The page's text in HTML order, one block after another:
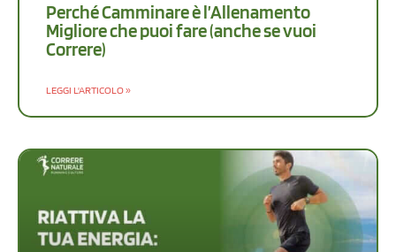
Perché Camminare è l’Allenamento
Migliore che puoi fare (anche se vuoi
Correre)
LEGGI L'ARTICOLO »